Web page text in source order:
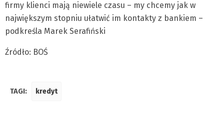
firmy klienci mają niewiele czasu – my chcemy jak w
największym stopniu ułatwić im kontakty z bankiem –
podkreśla Marek Serafiński
Źródło: BOŚ
TAGI: kredyt